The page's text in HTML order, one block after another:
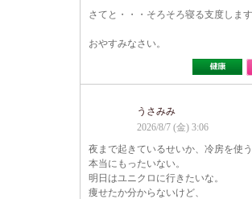
さてと・・・そろそろ寝る支度します
おやすみなさい。
うさみみ
2026/8/7 (金) 3:06
夜まで起きているせいか、冷房を使う
本当にもったいない。
明日はユニクロに行きたいな。
痩せたか分からないけど、